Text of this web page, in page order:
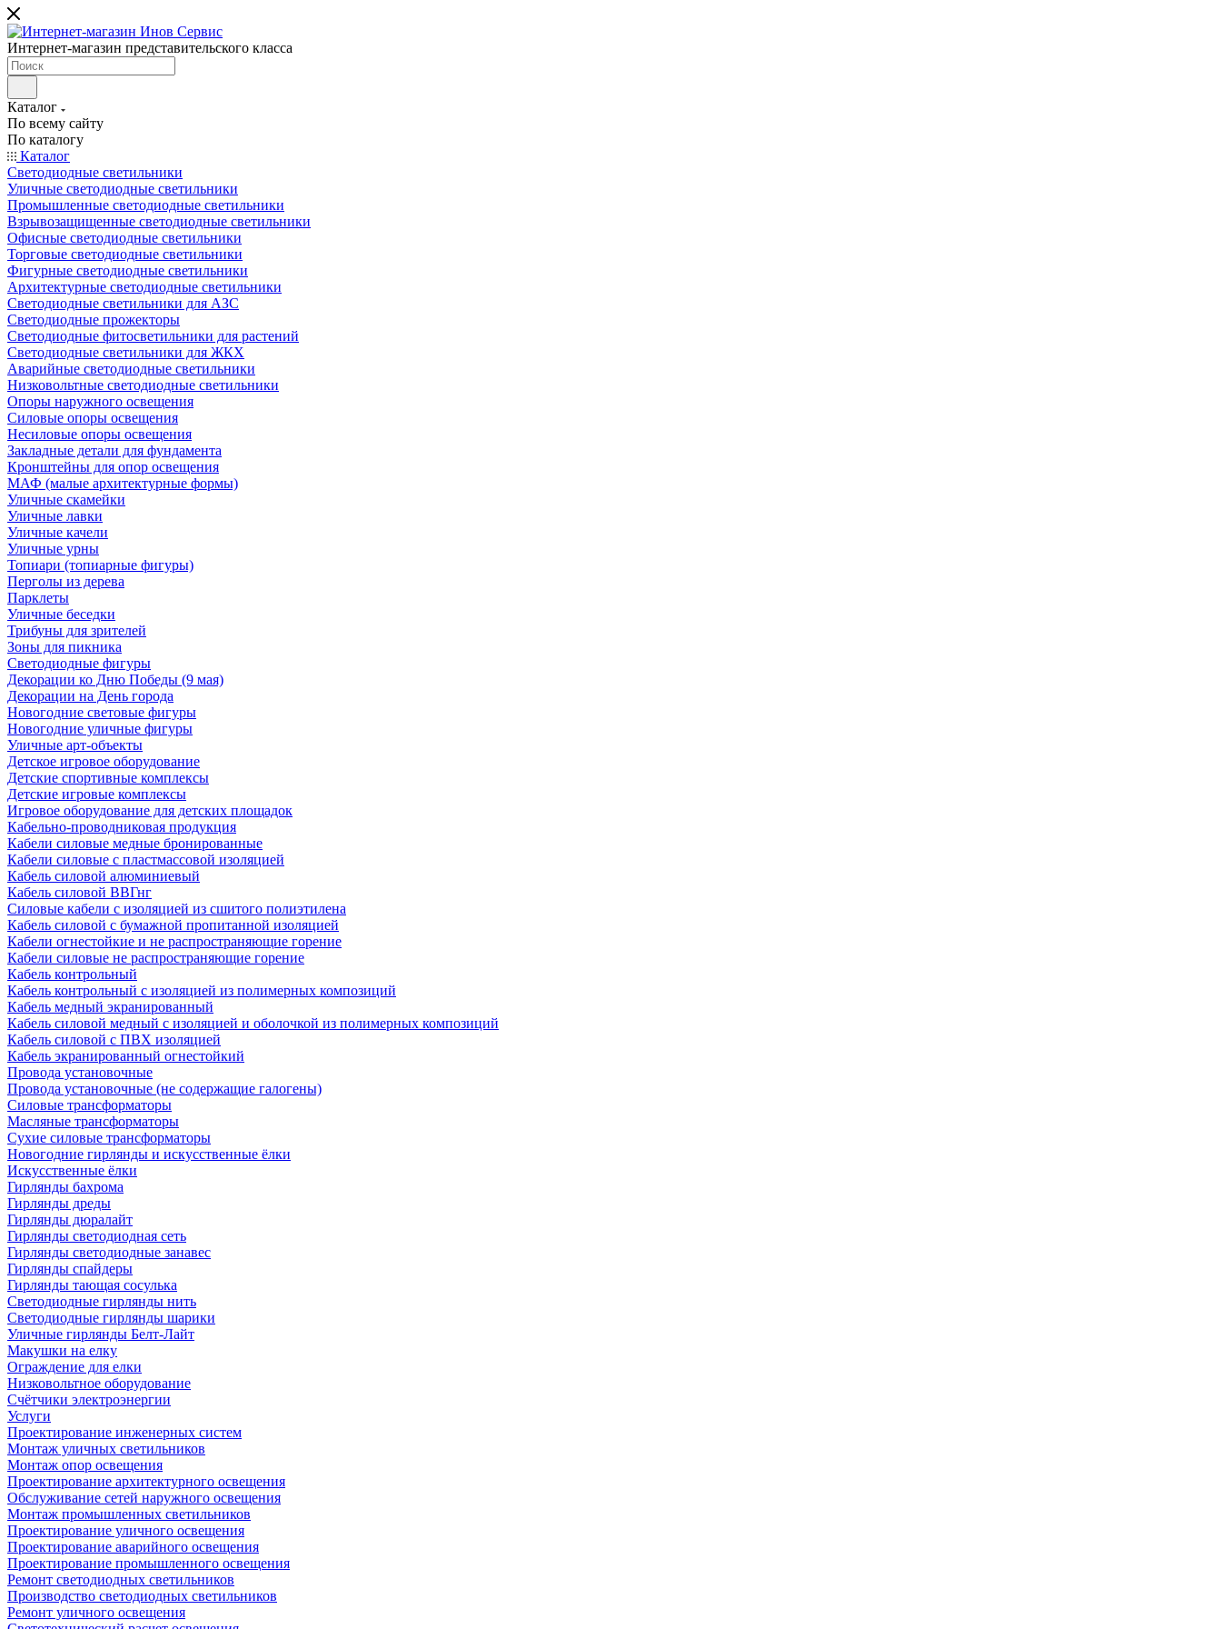
Интернет-магазин представительского класса
Каталог
По всему сайту
По каталогу
Каталог
Светодиодные светильники
Уличные светодиодные светильники
Промышленные светодиодные светильники
Взрывозащищенные светодиодные светильники
Офисные светодиодные светильники
Торговые светодиодные светильники
Фигурные светодиодные светильники
Архитектурные светодиодные светильники
Светодиодные светильники для АЗС
Светодиодные прожекторы
Светодиодные фитосветильники для растений
Светодиодные светильники для ЖКХ
Аварийные светодиодные светильники
Низковольтные светодиодные светильники
Опоры наружного освещения
Силовые опоры освещения
Несиловые опоры освещения
Закладные детали для фундамента
Кронштейны для опор освещения
МАФ (малые архитектурные формы)
Уличные скамейки
Уличные лавки
Уличные качели
Уличные урны
Топиари (топиарные фигуры)
Перголы из дерева
Парклеты
Уличные беседки
Трибуны для зрителей
Зоны для пикника
Светодиодные фигуры
Декорации ко Дню Победы (9 мая)
Декорации на День города
Новогодние световые фигуры
Новогодние уличные фигуры
Уличные арт-объекты
Детское игровое оборудование
Детские спортивные комплексы
Детские игровые комплексы
Игровое оборудование для детских площадок
Кабельно-проводниковая продукция
Кабели силовые медные бронированные
Кабели силовые с пластмассовой изоляцией
Кабель силовой алюминиевый
Кабель силовой ВВГнг
Силовые кабели с изоляцией из сшитого полиэтилена
Кабель силовой с бумажной пропитанной изоляцией
Кабели огнестойкие и не распространяющие горение
Кабели силовые не распространяющие горение
Кабель контрольный
Кабель контрольный с изоляцией из полимерных композиций
Кабель медный экранированный
Кабель силовой медный с изоляцией и оболочкой из полимерных композиций
Кабель силовой с ПВХ изоляцией
Кабель экранированный огнестойкий
Провода установочные
Провода установочные (не содержащие галогены)
Силовые трансформаторы
Масляные трансформаторы
Сухие силовые трансформаторы
Новогодние гирлянды и искусственные ёлки
Искусственные ёлки
Гирлянды бахрома
Гирлянды дреды
Гирлянды дюралайт
Гирлянды светодиодная сеть
Гирлянды светодиодные занавес
Гирлянды спайдеры
Гирлянды тающая сосулька
Светодиодные гирлянды нить
Светодиодные гирлянды шарики
Уличные гирлянды Белт-Лайт
Макушки на елку
Ограждение для елки
Низковольтное оборудование
Счётчики электроэнергии
Услуги
Проектирование инженерных систем
Монтаж уличных светильников
Монтаж опор освещения
Проектирование архитектурного освещения
Обслуживание сетей наружного освещения
Монтаж промышленных светильников
Проектирование уличного освещения
Проектирование аварийного освещения
Проектирование промышленного освещения
Ремонт светодиодных светильников
Производство светодиодных светильников
Ремонт уличного освещения